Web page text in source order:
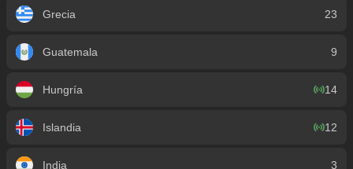
Grecia 23
Guatemala 9
Hungría 14
Islandia 12
India 3